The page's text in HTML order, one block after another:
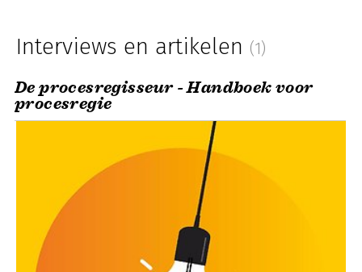
Interviews en artikelen (1)
De procesregisseur - Handboek voor
procesregie